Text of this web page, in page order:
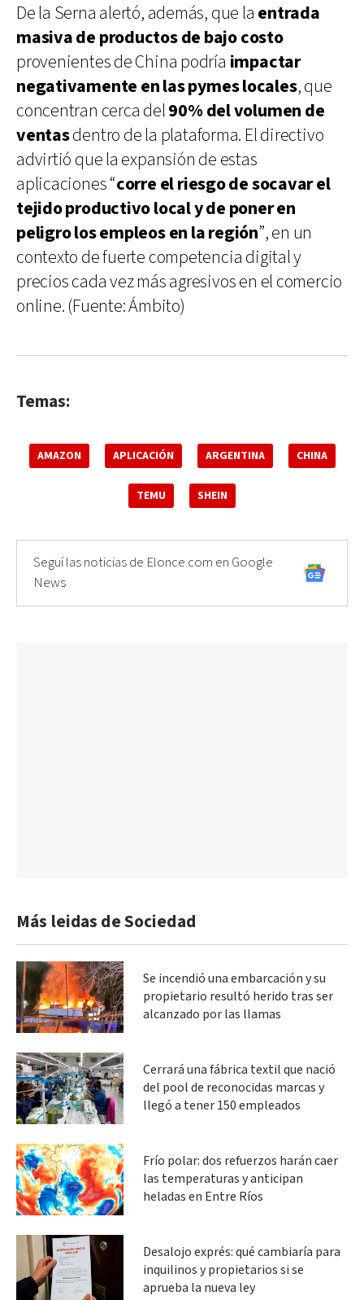
De la Serna alertó, además, que la entrada
masiva de productos de bajo costo
provenientes de China podría impactar
negativamente en las pymes locales, que
concentran cerca del90% del volumen de
ventasdentro de la plataforma. El directivo
advirtió que la expansión de estas
aplicaciones “corre el riesgo de socavar el
tejido productivo local y de poner en
peligro los empleos en la región”, en un
contexto de fuerte competencia digital y
precios cada vez más agresivos en el comercio
online. (Fuente: Ámbito)
Temas:
AMAZON APLICACIÓN ARGENTINA CHINA
TEMU SHEIN
Seguí las noticias de Elonce.com en Google
News
Más leidas de Sociedad
Se incendió una embarcación y su
propietario resultó herido tras ser
alcanzado por las llamas
Cerrará una fábrica textil que nació
del pool de reconocidas marcas y
llegó a tener 150 empleados
Frío polar: dos refuerzos harán caer
las temperaturas y anticipan
heladas en Entre Ríos
Desalojo exprés: qué cambiaría para
inquilinos y propietarios si se
aprueba la nueva ley